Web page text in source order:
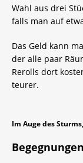
Wahl aus drei
falls man auf
Das Geld kann
der alle paar
Rerolls dort
teurer.
Im Auge des
Begegnungen